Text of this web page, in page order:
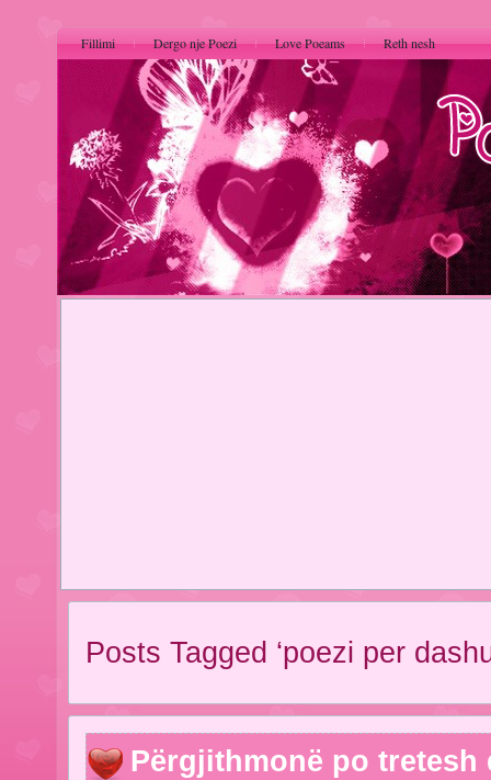
Fillimi Dergo nje Poezi Love Poeams Reth nesh
Posts Tagged ‘poezi per
Përgjithmonë po tretesh